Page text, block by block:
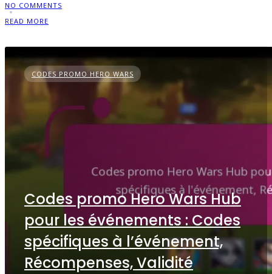
NO COMMENTS
READ MORE
CODES PROMO HERO WARS
Codes promo Hero Wars Hub
pour les événements : Codes
spécifiques à l’événement,
Récompenses, Validité